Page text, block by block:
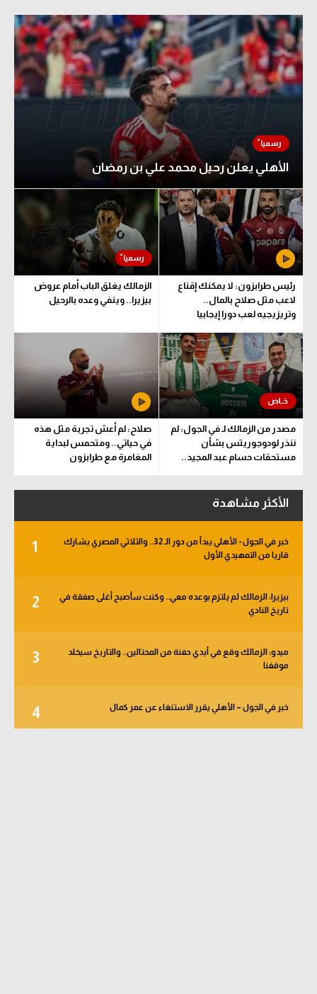
الأهلي يعلن رحيل محمد علي بن رمضان
رئيس طرابزون: لا يمكنك إقناع
لاعب مثل صلاح بالمال..
وتريزيجيه لعب دورا إيجابيا
الزمالك يغلق الباب أمام عروض
بيزيرا.. وينفي وعده بالرحيل
مصدر من الزمالك لـ في الجول: لم
ننذر لودوجوريتس بشأن
مستحقات حسام عبد المجيد..
صلاح: لم أعش تجربة مثل هذه
في حياتي.. ومتحمس لبداية
المغامرة مع طرابزون
الأكثر مشاهدة
1
خبر في الجول - الأهلي يبدأ من دور الـ 32.. والثلاثي المصري يشارك
قاريا من التمهيدي الأول
2
بيزيرا: الزمالك لم يلتزم بوعده معي.. وكنت سأصبح أغلى صفقة في
تاريخ النادي
3
ميدو: الزمالك وقع في أيدي حفنة من المحتالين.. والتاريخ سيخلد
موقفنا
4 خبر في الجول – الأهلي يقرر الاستنغاء عن عمر كمال